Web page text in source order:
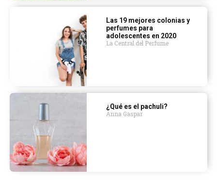
Las 19 mejores colonias y
perfumes para
adolescentes en 2020
La Central del Perfume
¿Qué es el pachuli?
Anna Gaspar